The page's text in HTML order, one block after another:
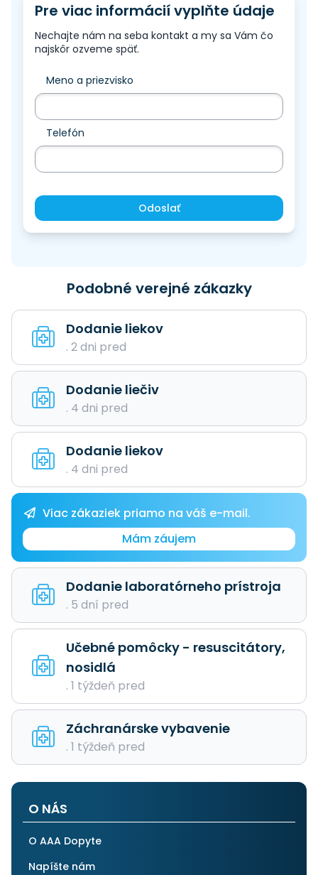
Pre viac informácií vyplňte údaje
Nechajte nám na seba kontakt a my sa Vám čo
najskôr ozveme späť.
Meno a priezvisko
Telefón
Odoslať
Podobné verejné zákazky
Dodanie liekov
. 2 dni pred
Dodanie liečiv
. 4 dni pred
Dodanie liekov
. 4 dni pred
Viac zákaziek priamo na váš e-mail.
Mám záujem
Dodanie laboratórneho prístroja
. 5 dní pred
Učebné pomôcky - resuscitátory,
nosidlá
. 1 týždeň pred
Záchranárske vybavenie
. 1 týždeň pred
O NÁS
O AAA Dopyte
Napíšte nám